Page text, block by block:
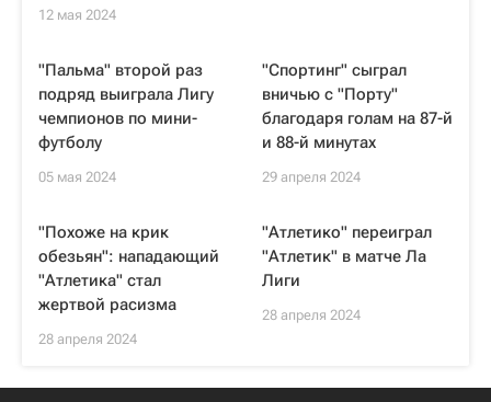
12 мая 2024
"Пальма" второй раз
подряд выиграла Лигу
чемпионов по мини-
футболу
05 мая 2024
"Спортинг" сыграл
вничью с "Порту"
благодаря голам на 87-й
и 88-й минутах
29 апреля 2024
"Похоже на крик
обезьян": нападающий
"Атлетика" стал
жертвой расизма
28 апреля 2024
"Атлетико" переиграл
"Атлетик" в матче Ла
Лиги
28 апреля 2024